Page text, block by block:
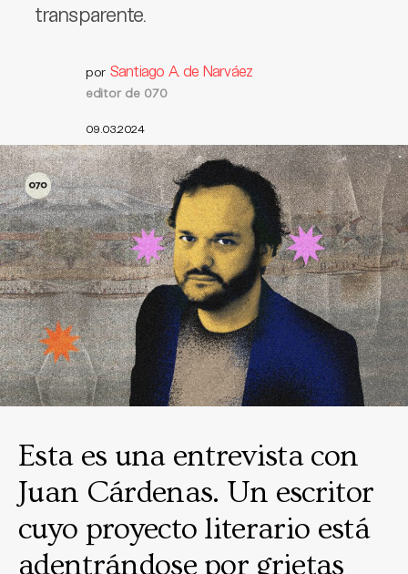
transparente.
por Santiago A. de Narváez
editor de 070
09.03.2024
Esta es una entrevista con
Juan Cárdenas. Un escritor
cuyo proyecto literario está
adentrándose por grietas